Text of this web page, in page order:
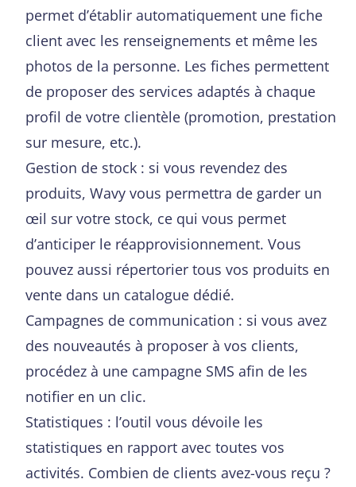
permet d’établir automatiquement une fiche
client avec les renseignements et même les
photos de la personne. Les fiches permettent
de proposer des services adaptés à chaque
profil de votre clientèle (promotion, prestation
sur mesure, etc.).
Gestion de stock : si vous revendez des
produits, Wavy vous permettra de garder un
œil sur votre stock, ce qui vous permet
d’anticiper le réapprovisionnement. Vous
pouvez aussi répertorier tous vos produits en
vente dans un catalogue dédié.
Campagnes de communication : si vous avez
des nouveautés à proposer à vos clients,
procédez à une campagne SMS afin de les
notifier en un clic.
Statistiques : l’outil vous dévoile les
statistiques en rapport avec toutes vos
activités. Combien de clients avez-vous reçu ?